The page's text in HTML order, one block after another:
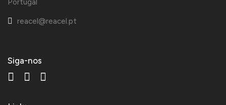
reacel@reacel.pt
Siga-nos